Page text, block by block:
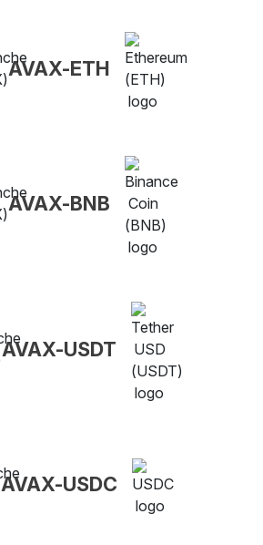
AVAX-ETH
AVAX-BNB
AVAX-USDT
AVAX-USDC